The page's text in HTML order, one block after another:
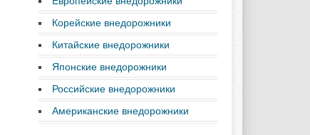
Корейские внедорожники
Китайские внедорожники
Японские внедорожники
Российские внедорожники
Американские внедорожники